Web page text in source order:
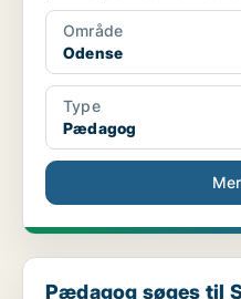
Område
Odense
Type
Pædagog
Pædagog søges til Seden
Pædagog søges til